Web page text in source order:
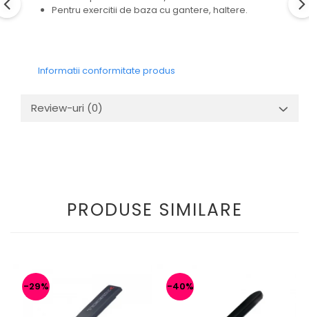
Pentru exercitii de baza cu gantere, haltere.
Informatii conformitate produs
Review-uri (0)
PRODUSE SIMILARE
-29% -40%